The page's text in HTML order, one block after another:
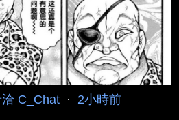
只用了鐵炮其他三禁來不及
肉弄掛+濕婆手快爛光了用腳
不是雷電出生就百閉苟活 和
命所以
C_Chat · 2小時前